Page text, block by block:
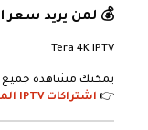
💰 لمن يريد سعر
Tera 4K IPTV
يمكنك مشاهدة جميع
👉 اشتراكات IPTV المتوفرة